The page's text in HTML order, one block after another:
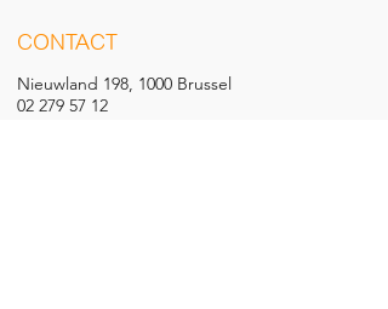
CONTACT
Nieuwland 198, 1000 Brussel
02 279 57 12